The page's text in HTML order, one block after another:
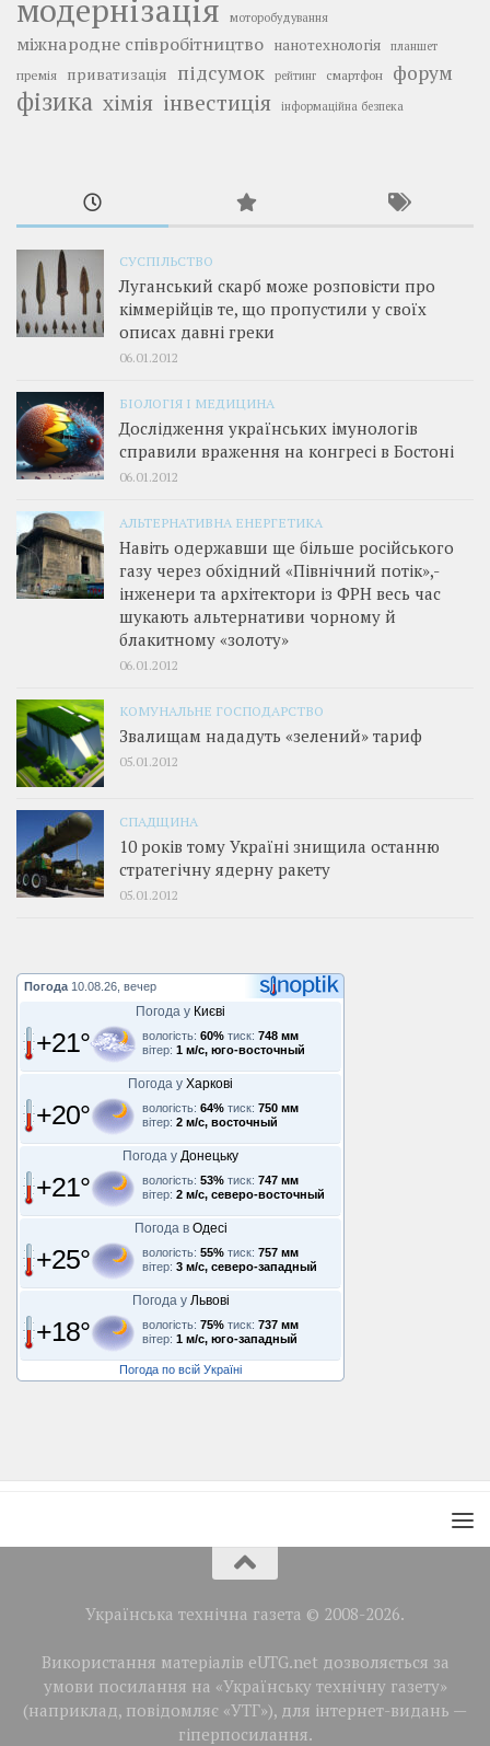
модернізація моторобудування
міжнародне співробітництво нанотехнологія планшет
премія приватизація підсумок рейтинг смартфон форум
фізика хімія інвестиція інформаційна безпека
СУСПІЛЬСТВО
Луганський скарб може розповісти про
кіммерійців те, що пропустили у своїх
описах давні греки
06.01.2012
БІОЛОГІЯ І МЕДИЦИНА
Дослідження українських імунологів
справили враження на конгресі в Бостоні
06.01.2012
АЛЬТЕРНАТИВНА ЕНЕРГЕТИКА
Навіть одержавши ще більше російського
газу через обхідний «Північний потік»,­
інженери та архітектори із ФРН весь час
шукають альтернативи чорному й
блакитному «золоту»
06.01.2012
КОМУНАЛЬНЕ ГОСПОДАРСТВО
Звалищам нададуть «зелений» тариф
05.01.2012
СПАДЩИНА
10 років тому Україні знищила останню
стратегічну ядерну ракету
05.01.2012
Погода 10.08.26, вечер
Погода у Києві
+21° вологість: 60% тиск: 748 мм
вітер: 1 м/с, юго-восточный
Погода у Харкові
+20° вологість: 64% тиск: 750 мм
вітер: 2 м/с, восточный
Погода у Донецьку
+21° вологість: 53% тиск: 747 мм
вітер: 2 м/с, северо-восточный
Погода в Одесі
+25° вологість: 55% тиск: 757 мм
вітер: 3 м/с, северо-западный
Погода у Львові
+18° вологість: 75% тиск: 737 мм
вітер: 1 м/с, юго-западный
Погода по всій Україні
Українська технічна газета © 2008-2026.
Використання матеріалів eUTG.net дозволяється за
умови посилання на «Українську технічну газету»
(наприклад, повідомляє «УТГ»), для інтернет-видань —
гіперпосилання.